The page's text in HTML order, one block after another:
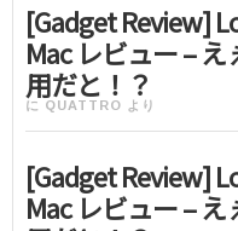
[Gadget Review]
Mac レビュー –
用だと！？
に QUATTRO より
[Gadget Review]
Mac レビュー –